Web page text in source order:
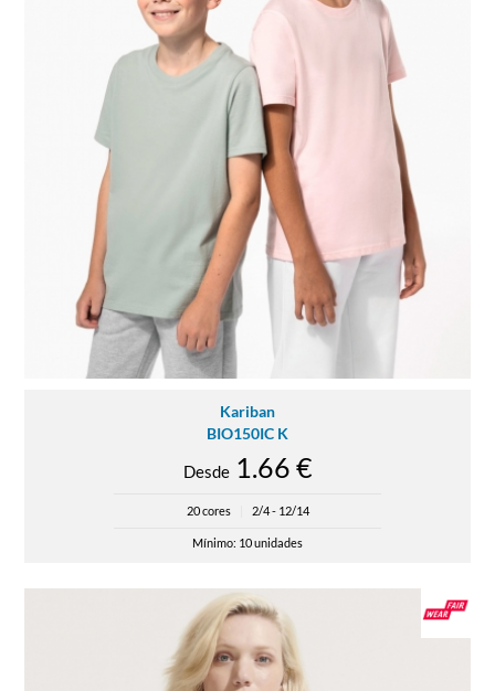
Kariban
BIO150IC K
Desde1.66 €
20 cores 2/4 - 12/14
Mínimo: 10 unidades